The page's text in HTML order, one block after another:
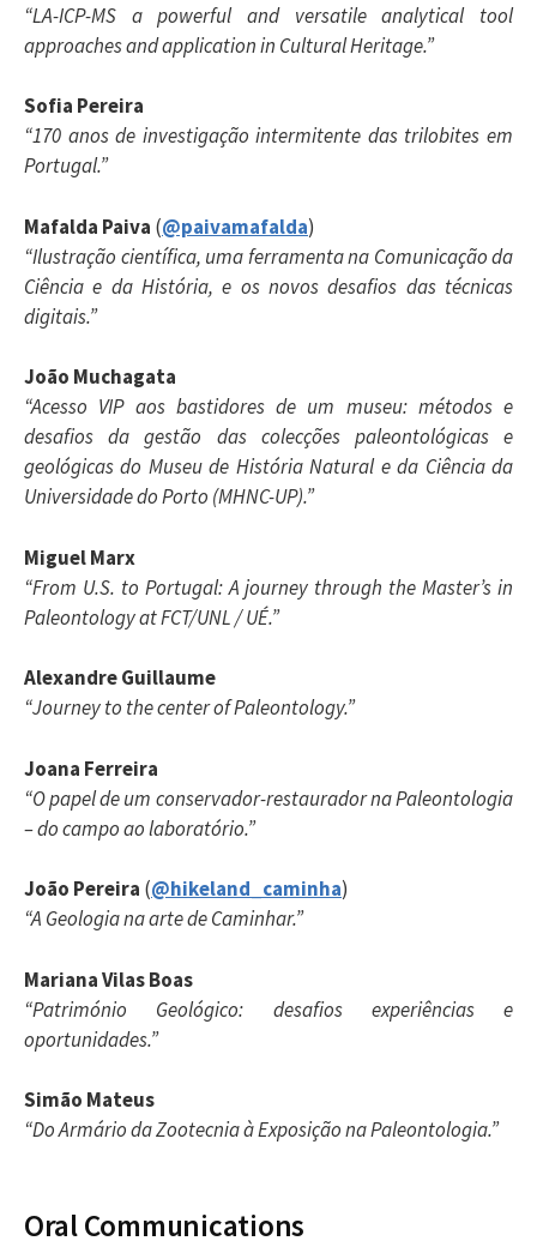
“LA-ICP-MS a powerful and versatile analytical tool
approaches and application in Cultural Heritage.”
Sofia Pereira
“170 anos de investigação intermitente das trilobites em
Portugal.”
Mafalda Paiva (@paivamafalda)
“Ilustração científica, uma ferramenta na Comunicação da
Ciência e da História, e os novos desafios das técnicas
digitais.”
João Muchagata
“Acesso VIP aos bastidores de um museu: métodos e
desafios da gestão das colecções paleontológicas e
geológicas do Museu de História Natural e da Ciência da
Universidade do Porto (MHNC-UP).”
Miguel Marx
“From U.S. to Portugal: A journey through the Master’s in
Paleontology at FCT/UNL / UÉ.”
Alexandre Guillaume
“Journey to the center of Paleontology.”
Joana Ferreira
“O papel de um conservador-restaurador na Paleontologia
– do campo ao laboratório.”
João Pereira (@hikeland_caminha)
“A Geologia na arte de Caminhar.”
Mariana Vilas Boas
“Património Geológico: desafios experiências e
oportunidades.”
Simão Mateus
“Do Armário da Zootecnia à Exposição na Paleontologia.”
Oral Communications